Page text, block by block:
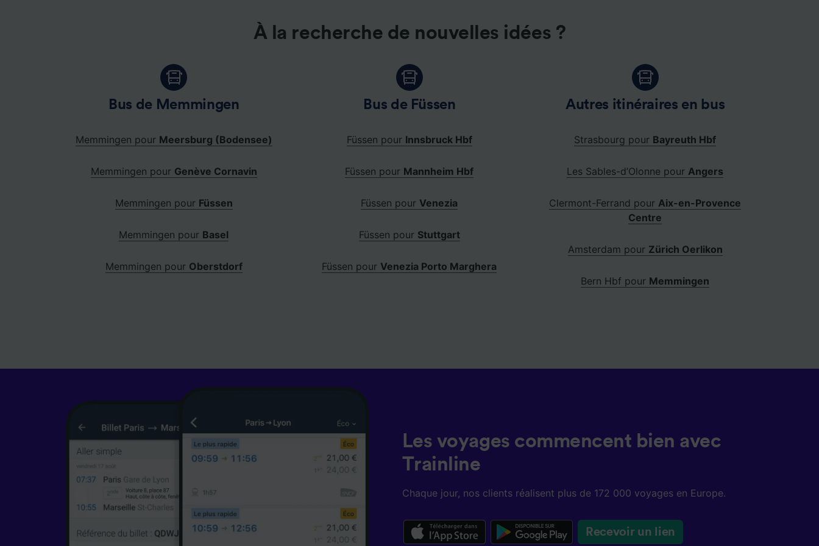
À la recherche de nouvelles idées ?
Bus de Memmingen
Memmingen pour Meersburg (Bodensee)
Memmingen pour Genève Cornavin
Memmingen pour Füssen
Memmingen pour Basel
Memmingen pour Oberstdorf
Bus de Füssen
Füssen pour Innsbruck Hbf
Füssen pour Mannheim Hbf
Füssen pour Venezia
Füssen pour Stuttgart
Füssen pour Venezia Porto Marghera
Autres itinéraires en bus
Strasbourg pour Bayreuth Hbf
Les Sables-d’Olonne pourAngers
Clermont-Ferrand pourAix-en-Provence
Centre
Amsterdam pour Zürich Oerlikon
Bern Hbf pour Memmingen
Les voyages commencent bien avec
Trainline
Chaque jour, nos clients réalisent plus de 172 000 voyages en Europe.
Recevoir un lien